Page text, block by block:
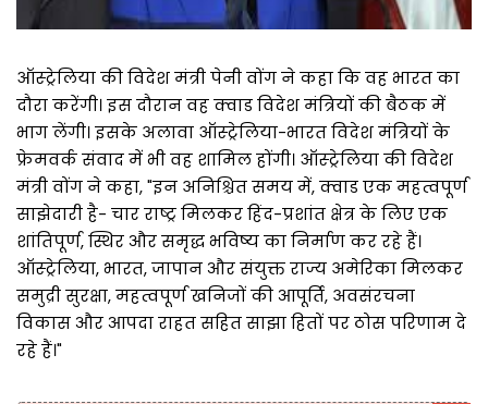
ऑस्ट्रेलिया की विदेश मंत्री पेनी वोंग ने कहा कि वह भारत का
दौरा करेंगी। इस दौरान वह क्वाड विदेश मंत्रियों की बैठक में
भाग लेंगी। इसके अलावा ऑस्ट्रेलिया-भारत विदेश मंत्रियों के
फ्रेमवर्क संवाद में भी वह शामिल होंगी। ऑस्ट्रेलिया की विदेश
मंत्री वोंग ने कहा, "इन अनिश्चित समय में, क्वाड एक महत्वपूर्ण
साझेदारी है- चार राष्ट्र मिलकर हिंद-प्रशांत क्षेत्र के लिए एक
शांतिपूर्ण, स्थिर और समृद्ध भविष्य का निर्माण कर रहे हैं।
ऑस्ट्रेलिया, भारत, जापान और संयुक्त राज्य अमेरिका मिलकर
समुद्री सुरक्षा, महत्वपूर्ण खनिजों की आपूर्ति, अवसंरचना
विकास और आपदा राहत सहित साझा हितों पर ठोस परिणाम दे
रहे हैं।"